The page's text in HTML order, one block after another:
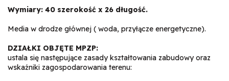
Wymiary: 40 szerokość x 26 długość.
Media w drodze głównej ( woda, przyłącze energetyczne).
DZIAŁKI OBJĘTE MPZP:
ustala się następujące zasady kształtowania zabudowy oraz
wskaźniki zagospodarowania terenu: